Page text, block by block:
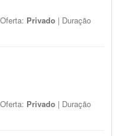
Privado | Duração
Privado | Duração